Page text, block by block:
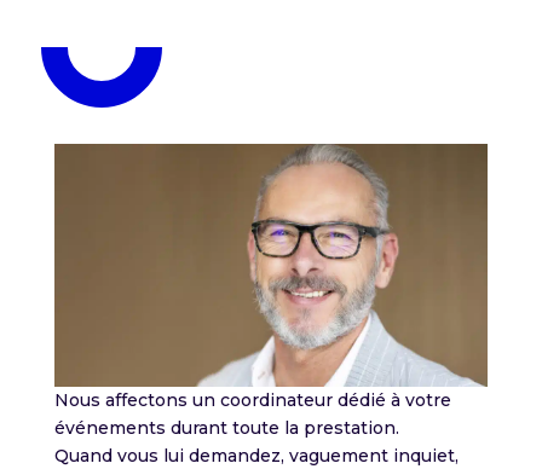
Nous affectons un coordinateur dédié à votre
événements durant toute la prestation.
Quand vous lui demandez, vaguement inquiet,